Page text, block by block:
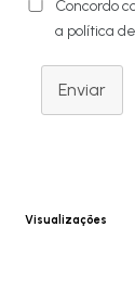
Concordo
a política
Enviar
Visualizações